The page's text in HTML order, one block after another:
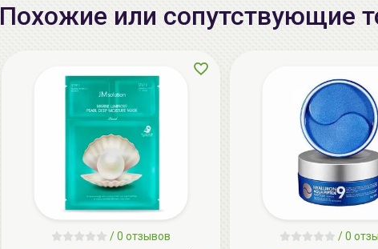
Похожие или сопутствующие
/0 отзывов
/0